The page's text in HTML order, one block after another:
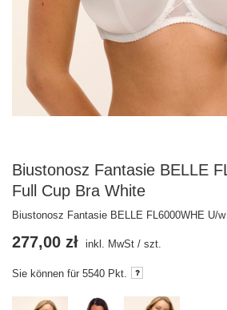
Biustonosz Fantasie BELLE
Full Cup Bra White
Biustonosz Fantasie BELLE FL6000WHE U/
277,00 zł inkl. MwSt / szt.
Sie können für 5540 Pkt.